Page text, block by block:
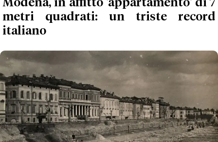
Modena, in affitto 'appartamento' di 7
metri quadrati: un triste record
italiano